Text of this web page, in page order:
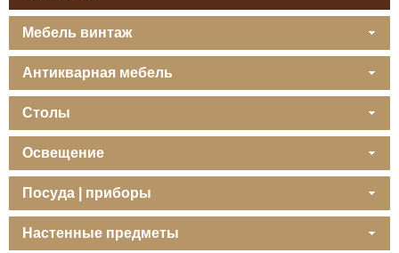
Мебель винтаж
Антикварная мебель
Столы
Освещение
Посуда | приборы
Настенные предметы